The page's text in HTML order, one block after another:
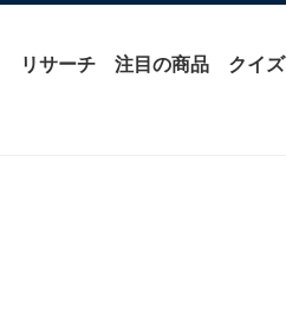
リサーチ 注目の商品 クイズ